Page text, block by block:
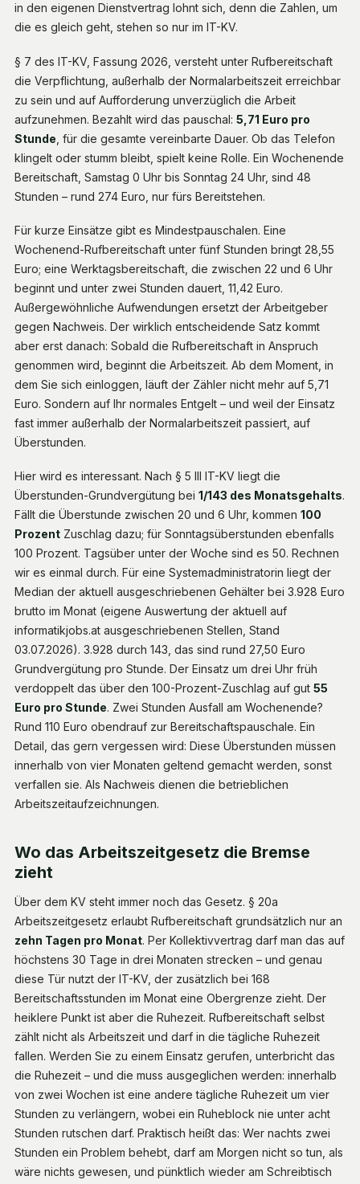
in den eigenen Dienstvertrag lohnt sich, denn die Zahlen, um
die es gleich geht, stehen so nur im IT-KV.
§ 7 des IT-KV, Fassung 2026, versteht unter Rufbereitschaft
die Verpflichtung, außerhalb der Normalarbeitszeit erreichbar
zu sein und auf Aufforderung unverzüglich die Arbeit
aufzunehmen. Bezahlt wird das pauschal: 5,71 Euro pro
Stunde , für die gesamte vereinbarte Dauer. Ob das Telefon
klingelt oder stumm bleibt, spielt keine Rolle. Ein Wochenende
Bereitschaft, Samstag 0 Uhr bis Sonntag 24 Uhr, sind 48
Stunden – rund 274 Euro, nur fürs Bereitstehen.
Für kurze Einsätze gibt es Mindestpauschalen. Eine
Wochenend-Rufbereitschaft unter fünf Stunden bringt 28,55
Euro; eine Werktagsbereitschaft, die zwischen 22 und 6 Uhr
beginnt und unter zwei Stunden dauert, 11,42 Euro.
Außergewöhnliche Aufwendungen ersetzt der Arbeitgeber
gegen Nachweis. Der wirklich entscheidende Satz kommt
aber erst danach: Sobald die Rufbereitschaft in Anspruch
genommen wird, beginnt die Arbeitszeit. Ab dem Moment, in
dem Sie sich einloggen, läuft der Zähler nicht mehr auf 5,71
Euro. Sondern auf Ihr normales Entgelt – und weil der Einsatz
fast immer außerhalb der Normalarbeitszeit passiert, auf
Überstunden.
Hier wird es interessant. Nach § 5 III IT-KV liegt die
Überstunden-Grundvergütung bei 1/143 des Monatsgehalts.
Fällt die Überstunde zwischen 20 und 6 Uhr, kommen 100
Prozent Zuschlag dazu; für Sonntagsüberstunden ebenfalls
100 Prozent. Tagsüber unter der Woche sind es 50. Rechnen
wir es einmal durch. Für eine Systemadministratorin liegt der
Median der aktuell ausgeschriebenen Gehälter bei 3.928 Euro
brutto im Monat (eigene Auswertung der aktuell auf
informatikjobs.at ausgeschriebenen Stellen, Stand
03.07.2026). 3.928 durch 143, das sind rund 27,50 Euro
Grundvergütung pro Stunde. Der Einsatz um drei Uhr früh
verdoppelt das über den 100-Prozent-Zuschlag auf gut 55
Euro pro Stunde. Zwei Stunden Ausfall am Wochenende?
Rund 110 Euro obendrauf zur Bereitschaftspauschale. Ein
Detail, das gern vergessen wird: Diese Überstunden müssen
innerhalb von vier Monaten geltend gemacht werden, sonst
verfallen sie. Als Nachweis dienen die betrieblichen
Arbeitszeitaufzeichnungen.
Wo das Arbeitszeitgesetz die Bremse
zieht
Über dem KV steht immer noch das Gesetz. § 20a
Arbeitszeitgesetz erlaubt Rufbereitschaft grundsätzlich nur an
zehn Tagen pro Monat. Per Kollektivvertrag darf man das auf
höchstens 30 Tage in drei Monaten strecken – und genau
diese Tür nutzt der IT-KV, der zusätzlich bei 168
Bereitschaftsstunden im Monat eine Obergrenze zieht. Der
heiklere Punkt ist aber die Ruhezeit. Rufbereitschaft selbst
zählt nicht als Arbeitszeit und darf in die tägliche Ruhezeit
fallen. Werden Sie zu einem Einsatz gerufen, unterbricht das
die Ruhezeit – und die muss ausgeglichen werden: innerhalb
von zwei Wochen ist eine andere tägliche Ruhezeit um vier
Stunden zu verlängern, wobei ein Ruheblock nie unter acht
Stunden rutschen darf. Praktisch heißt das: Wer nachts zwei
Stunden ein Problem behebt, darf am Morgen nicht so tun, als
wäre nichts gewesen, und pünktlich wieder am Schreibtisch